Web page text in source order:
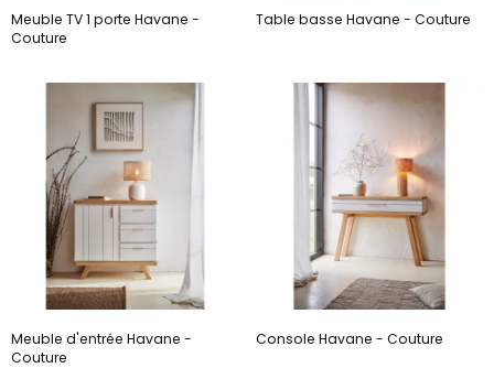
Meuble TV 1 porte Havane -
Couture
Table basse Havane - Couture
Meuble d'entrée Havane -
Couture
Console Havane - Couture